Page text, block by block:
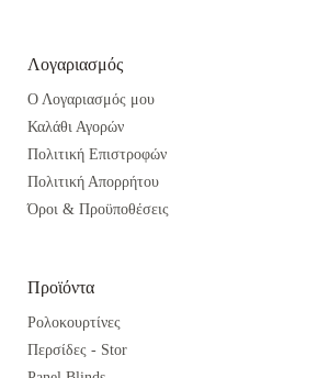
Λογαριασμός
Ο Λογαριασμός μου
Καλάθι Αγορών
Πολιτική Επιστροφών
Πολιτική Απορρήτου
Όροι & Προϋποθέσεις
Προϊόντα
Ρολοκουρτίνες
Περσίδες - Stor